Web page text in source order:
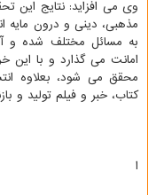
وی می افزاید: نتایج این
مذهبی، دینی و درون مایه
به مسائل مختلف شده و
امانت می گذارد و با این
محقق می شود، بعلاوه
کتاب، خبر و فیلم تولید و
ا